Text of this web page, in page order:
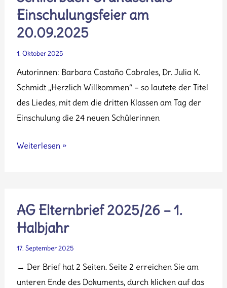
Einschulungsfeier am
20.09.2025
1. Oktober 2025
Autorinnen: Barbara Castaño Cabrales, Dr. Julia K.
Schmidt „Herzlich Willkommen“ – so lautete der Titel
des Liedes, mit dem die dritten Klassen am Tag der
Einschulung die 24 neuen Schülerinnen
Schlierbach
am
20.09.2025
Weiterlesen »
AG Elternbrief 2025/26 – 1.
Halbjahr
17. September 2025
→ Der Brief hat 2 Seiten. Seite 2 erreichen Sie am
unteren Ende des Dokuments, durch klicken auf das